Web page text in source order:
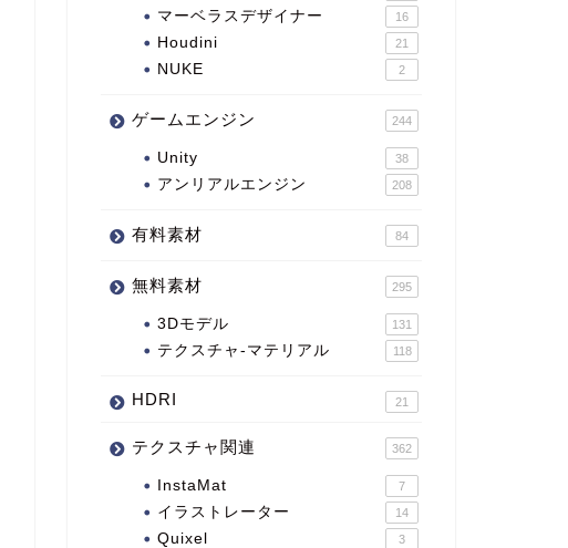
マーベラスデザイナー 16
Houdini 21
NUKE 2
ゲームエンジン 244
Unity 38
アンリアルエンジン 208
有料素材 84
無料素材 295
3Dモデル 131
テクスチャ-マテリアル 118
HDRI 21
テクスチャ関連 362
InstaMat 7
イラストレーター 14
Quixel 3